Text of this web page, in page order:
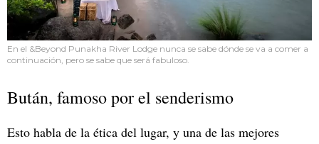
En el &Beyond Punakha River Lodge nunca se sabe dónde se va a comer a
continuación, pero se sabe que será fabuloso.
Bután, famoso por el senderismo
Esto habla de la ética del lugar, y una de las mejores